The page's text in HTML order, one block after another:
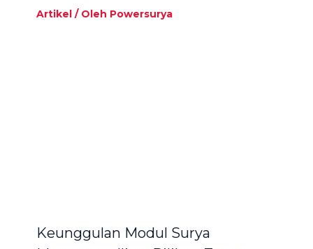
Artikel/ Oleh Powersurya
Keunggulan Modul Surya